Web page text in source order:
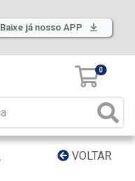
Baixe já nosso APP
0
VOLTAR